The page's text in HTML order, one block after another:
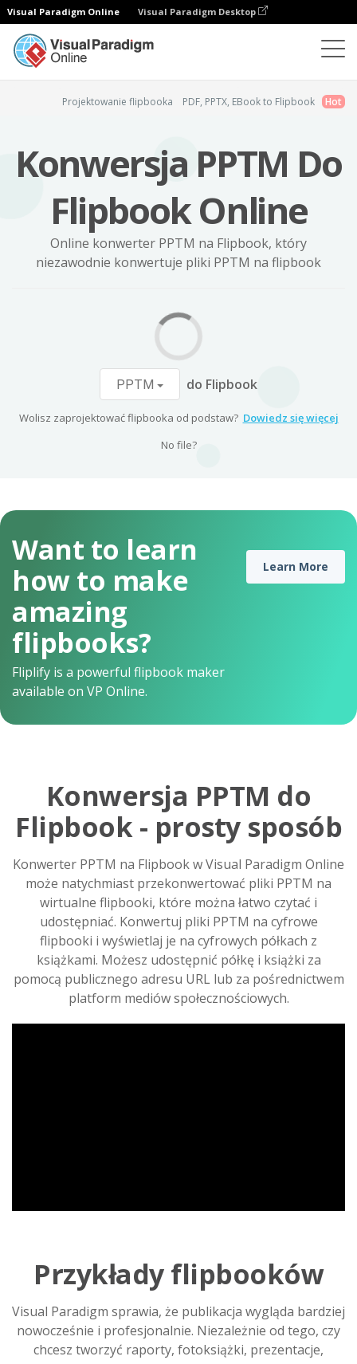
Visual Paradigm Online Visual Paradigm Desktop
Projektowanie flipbooka PDF, PPTX, EBook to Flipbook Hot
Konwersja PPTM Do
Flipbook Online
Online konwerter PPTM na Flipbook, który
niezawodnie konwertuje pliki PPTM na flipbook
PPTM do Flipbook
Wolisz zaprojektować flipbooka od podstaw? Dowiedz się więcej
No file?
Want to learn
how to make
amazing
flipbooks?
Fliplify is a powerful flipbook maker
available on VP Online.
Learn More
Konwersja PPTM do
Flipbook - prosty sposób
Konwerter PPTM na Flipbook w Visual Paradigm Online
może natychmiast przekonwertować pliki PPTM na
wirtualne flipbooki, które można łatwo czytać i
udostępniać. Konwertuj pliki PPTM na cyfrowe
flipbooki i wyświetlaj je na cyfrowych półkach z
książkami. Możesz udostępnić półkę i książki za
pomocą publicznego adresu URL lub za pośrednictwem
platform mediów społecznościowych.
Przykłady flipbooków
Visual Paradigm sprawia, że publikacja wygląda bardziej
nowocześnie i profesjonalnie. Niezależnie od tego, czy
chcesz tworzyć raporty, fotoksiążki, prezentacje,